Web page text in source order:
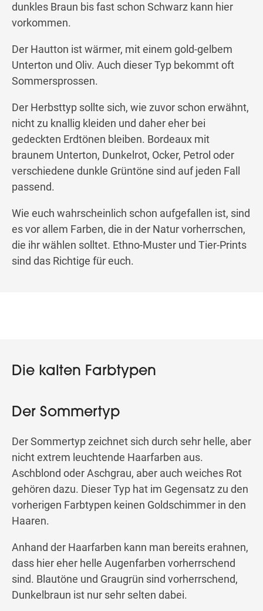
dunkles Braun bis fast schon Schwarz kann hier
vorkommen.
Der Hautton ist wärmer, mit einem gold-gelbem
Unterton und Oliv. Auch dieser Typ bekommt oft
Sommersprossen.
Der Herbsttyp sollte sich, wie zuvor schon erwähnt,
nicht zu knallig kleiden und daher eher bei
gedeckten Erdtönen bleiben. Bordeaux mit
braunem Unterton, Dunkelrot, Ocker, Petrol oder
verschiedene dunkle Grüntöne sind auf jeden Fall
passend.
Wie euch wahrscheinlich schon aufgefallen ist, sind
es vor allem Farben, die in der Natur vorherrschen,
die ihr wählen solltet. Ethno-Muster und Tier-Prints
sind das Richtige für euch.
Die kalten Farbtypen
Der Sommertyp
Der Sommertyp zeichnet sich durch sehr helle, aber
nicht extrem leuchtende Haarfarben aus.
Aschblond oder Aschgrau, aber auch weiches Rot
gehören dazu. Dieser Typ hat im Gegensatz zu den
vorherigen Farbtypen keinen Goldschimmer in den
Haaren.
Anhand der Haarfarben kann man bereits erahnen,
dass hier eher helle Augenfarben vorherrschend
sind. Blautöne und Graugrün sind vorherrschend,
Dunkelbraun ist nur sehr selten dabei.